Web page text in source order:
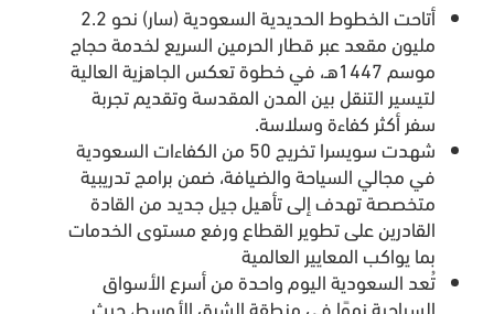
أتاحت الخطوط الحديدية السعودية (سار) نحو 2.2
مليون مقعد عبر قطار الحرمين السريع لخدمة حجاج
موسم 1447هـ، في خطوة تعكس الجاهزية العالية
لتيسير التنقل بين المدن المقدسة وتقديم تجربة
سفر أكثر كفاءة وسلاسة.
شهدت سويسرا تخريج 50 من الكفاءات السعودية
في مجالي السياحة والضيافة، ضمن برامج تدريبية
متخصصة تهدف إلى تأهيل جيل جديد من القادة
القادرين على تطوير القطاع ورفع مستوى الخدمات
بما يواكب المعايير العالمية
تُعد السعودية اليوم واحدة من أسرع الأسواق
السياحية نموًا في منطقة الشرق الأوسط، حيث